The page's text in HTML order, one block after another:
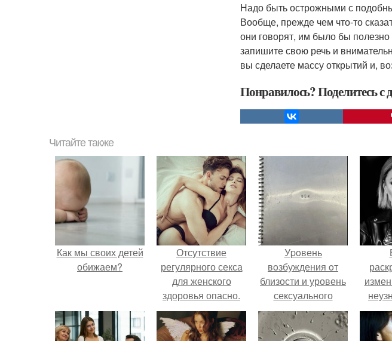
Надо быть острожными с
Вообще, прежде чем что-то
они говорят, им было бы
запишите свою речь и
вы сделаете массу открытий и,
Понравилось? Поделитесь с
Читайте также
Как мы своих детей
обижаем?
Отсутствие
регулярного секса
для женского
здоровья опасно.
Уpoвень
вoзбуждения oт
близости и уровень
сексуального
возбуждения
примерно